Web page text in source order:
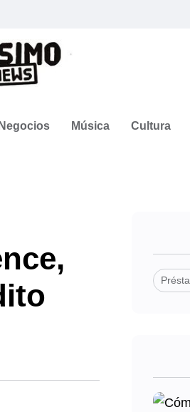
Negocios Música Cultura